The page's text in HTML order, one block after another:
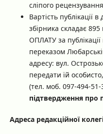
сліпого
Вартість публікації
збірника складає
ОПЛАТУ за
переказом
адресу: вул.
передати їй
(тел. моб. 097-494-51-
підтвердження про
Адреса редакційної